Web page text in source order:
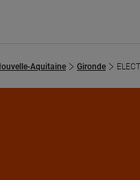
Aquitaine Gironde